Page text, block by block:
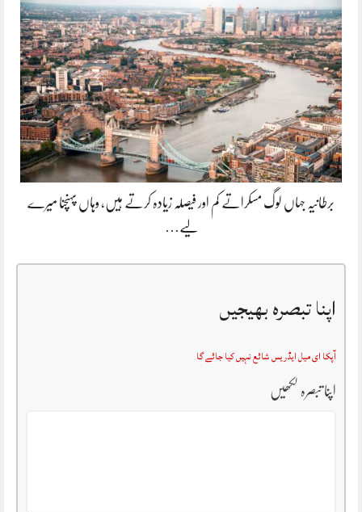
برطانیہ جہاں لوگ مسکراتے کم اور فیصلہ زیادہ کرتے ہیں، وہاں پہنچنا میرے
لیے…
اپنا تبصرہ بھیجیں
آپکا ای میل ایڈریس شائع نہیں کیا جائے گا
اپنا تبصرہ لکھیں